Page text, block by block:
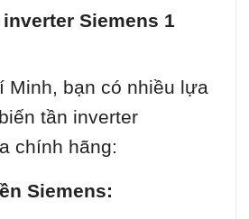
Siemens 1
Minh, bạn có nhiều lựa
tần inverter
chính hãng:
Siemens: